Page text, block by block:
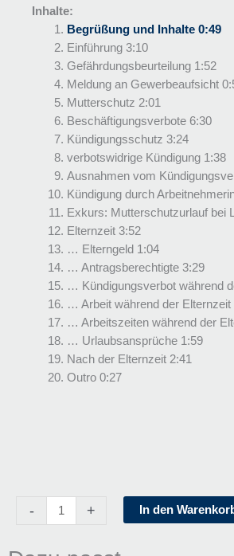
Inhalte:
Begrüßung und Inhalte 0:49
Einführung 3:10
Gefährdungsbeurteilung 1:52
Meldung an Gewerbeaufsicht
Mutterschutz 2:01
Beschäftigungsverbote 6:30
Kündigungsschutz 3:24
verbotswidrige Kündigung 1:38
Ausnahmen vom
Kündigung durch
Exkurs: Mutterschutzurlauf bei
Elternzeit 3:52
… Elterngeld 1:04
… Antragsberechtigte 3:29
… Kündigungsverbot während
… Arbeit während der Elternzeit
… Arbeitszeiten während der
… Urlaubsansprüche 1:59
Nach der Elternzeit 2:41
Outro 0:27
-
und
+ In den